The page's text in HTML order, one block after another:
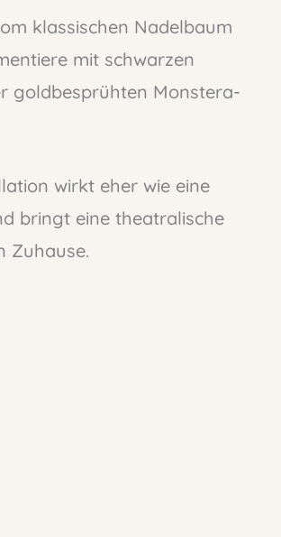
klassischen Nadelbaum
mit schwarzen
goldbesprühten Monstera-
wirkt eher wie eine
bringt eine theatralische
Zuhause.